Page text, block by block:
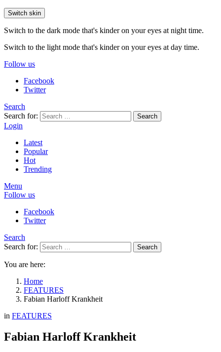
Switch skin
Switch to the dark mode that's kinder on your eyes at night time.
Switch to the light mode that's kinder on your eyes at day time.
Follow us
Facebook
Twitter
Search
Search for:
Search
Login
Latest
Popular
Hot
Trending
Menu
Follow us
Facebook
Twitter
Search
Search for:
Search
You are here:
Home
FEATURES
Fabian Harloff Krankheit
in FEATURES
Fabian Harloff Krankheit